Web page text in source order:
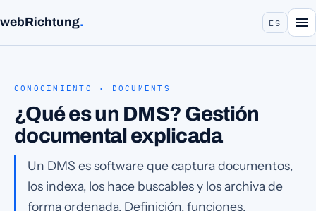
webRichtung. ES
CONOCIMIENTO · DOCUMENTS
¿Qué es un DMS? Gestión
documental explicada
Un DMS es software que captura documentos,
los indexa, los hace buscables y los archiva de
forma ordenada. Definición, funciones,